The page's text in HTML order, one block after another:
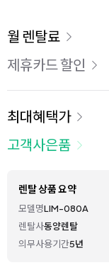
이용 요금
월 렌탈료
제휴카드 할인
최대혜택가
고객사은품
렌탈 상품 요약
모델명LIM-080A
렌탈사동양렌탈
의무사용기간5년